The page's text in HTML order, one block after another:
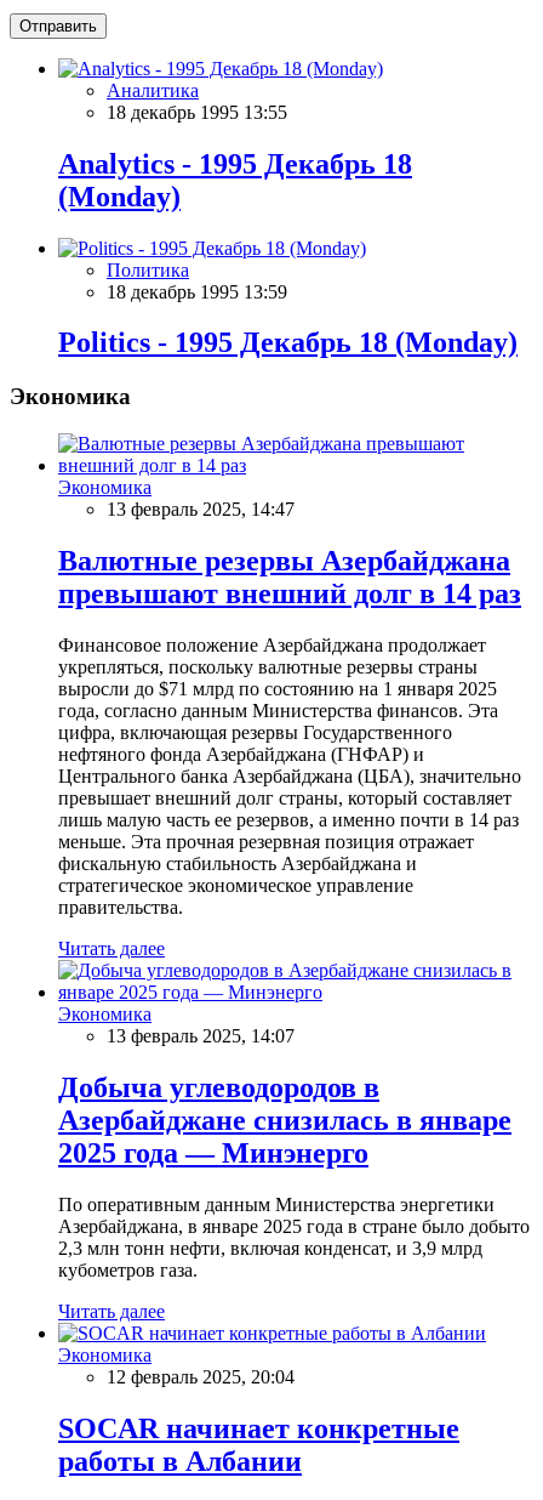
Отправить
Аналитика
18 декабрь 1995 13:55
Analytics - 1995 Декабрь 18
(Monday)
Политика
18 декабрь 1995 13:59
Politics - 1995 Декабрь 18 (Monday)
Экономика
Экономика
13 февраль 2025, 14:47
Валютные резервы Азербайджана
превышают внешний долг в 14 раз
Финансовое положение Азербайджана продолжает
укрепляться, поскольку валютные резервы страны
выросли до $71 млрд по состоянию на 1 января 2025
года, согласно данным Министерства финансов. Эта
цифра, включающая резервы Государственного
нефтяного фонда Азербайджана (ГНФАР) и
Центрального банка Азербайджана (ЦБА), значительно
превышает внешний долг страны, который составляет
лишь малую часть ее резервов, а именно почти в 14 раз
меньше. Эта прочная резервная позиция отражает
фискальную стабильность Азербайджана и
стратегическое экономическое управление
правительства.
Читать далее
Экономика
13 февраль 2025, 14:07
Добыча углеводородов в
Азербайджане снизилась в январе
2025 года — Минэнерго
По оперативным данным Министерства энергетики
Азербайджана, в январе 2025 года в стране было добыто
2,3 млн тонн нефти, включая конденсат, и 3,9 млрд
кубометров газа.
Читать далее
Экономика
12 февраль 2025, 20:04
SOCAR начинает конкретные
работы в Албании